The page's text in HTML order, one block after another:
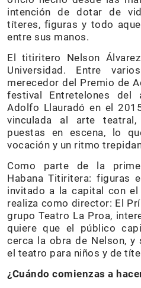
intención de dotar de
títeres, figuras y todo
entre sus manos.
El titiritero Nelson
Universidad. Entre
merecedor del Premio de
festival Entretelones
Adolfo Llauradó en el
vinculada al arte
puestas en escena, lo
vocación y un ritmo
Como parte de la
Habana Titiritera: figuras
invitado a la capital con
realiza como director: El
grupo Teatro La Proa,
quiere que el público
cerca la obra de Nelson, y
el teatro para niños y de
¿Cuándo comienzas a